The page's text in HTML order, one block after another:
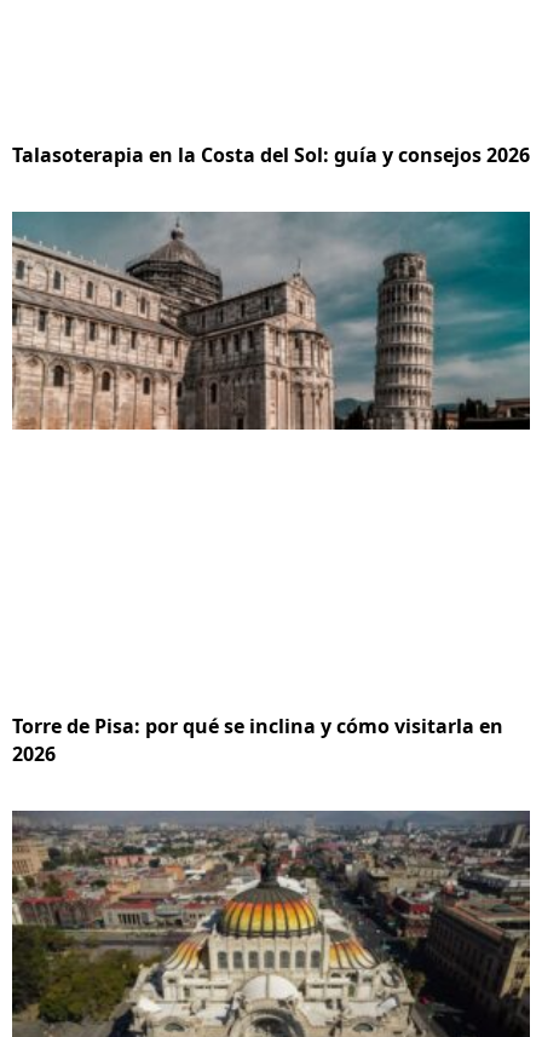
Talasoterapia en la Costa del Sol: guía y consejos 2026
Torre de Pisa: por qué se inclina y cómo visitarla en
2026